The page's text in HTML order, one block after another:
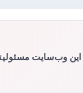
مسئولیتی